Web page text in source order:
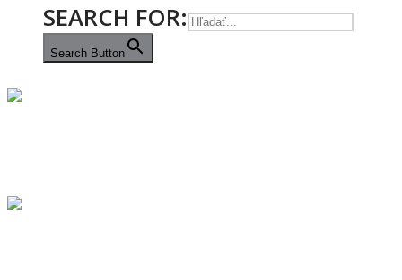
SEARCH FOR:
Search Button